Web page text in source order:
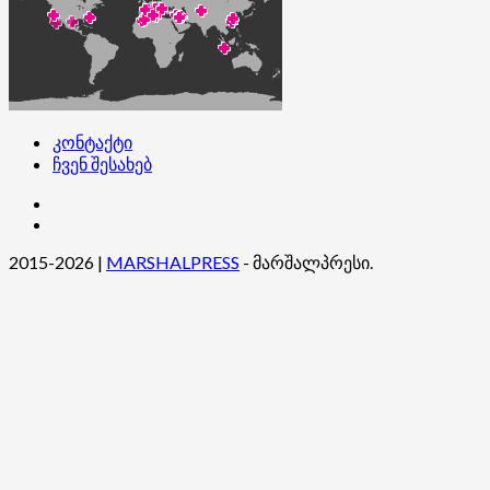
კონტაქტი
ჩვენ შესახებ
2015-2026 | MARSHALPRESS - მარშალპრესი.